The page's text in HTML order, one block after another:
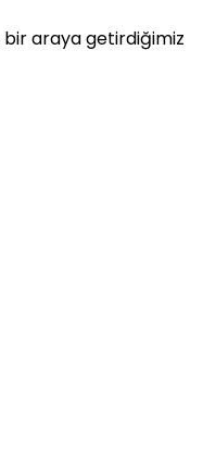
araya getirdiğimiz